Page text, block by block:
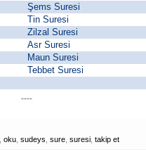
Şems Suresi
Tin Suresi
Zilzal Suresi
Asr Suresi
Maun Suresi
Tebbet Suresi
----
oku sudeys sure suresi takip et